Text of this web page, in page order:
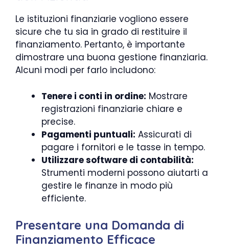
Le istituzioni finanziarie vogliono essere
sicure che tu sia in grado di restituire il
finanziamento. Pertanto, è importante
dimostrare una buona gestione finanziaria.
Alcuni modi per farlo includono:
Tenere i conti in ordine: Mostrare
registrazioni finanziarie chiare e
precise.
Pagamenti puntuali: Assicurati di
pagare i fornitori e le tasse in tempo.
Utilizzare software di contabilità:
Strumenti moderni possono aiutarti a
gestire le finanze in modo più
efficiente.
Presentare una Domanda di
Finanziamento Efficace